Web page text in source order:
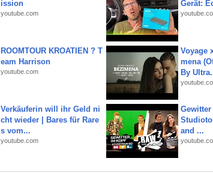
ission
youtube.com
Gerät:
ROOMTOUR KROATIEN ? T
eam Harrison
youtube.com
Voyage
mena
By
Verkäuferin will ihr Geld ni
cht wieder | Bares für Rare
s vom...
youtube.com
Gewitter
and ...